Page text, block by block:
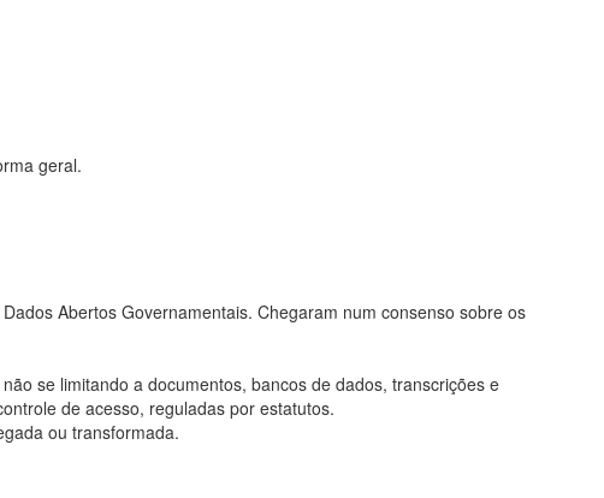
geral.
Abertos Governamentais. Chegaram num consenso sobre os
se limitando a documentos, bancos de dados, transcrições e
de acesso, reguladas por estatutos.
ou transformada.